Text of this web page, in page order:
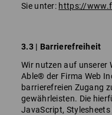
Sie unter: https://
3.3 | Barrierefreiheit
Wir nutzen auf unserer
Able® der Firma Web
barrierefreien Zugang
gewährleisten. Die
JavaScript,